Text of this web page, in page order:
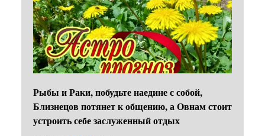
Рыбы и Раки, побудьте наедине с собой,
Близнецов потянет к общению, а Овнам стоит
устроить себе заслуженный отдых